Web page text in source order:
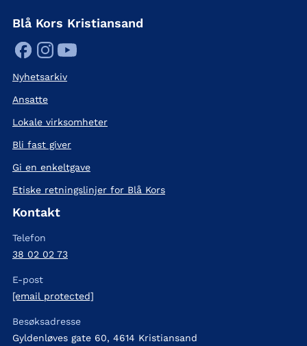
Blå Kors Kristiansand
Nyhetsarkiv
Ansatte
Lokale virksomheter
Bli fast giver
Gi en enkeltgave
Etiske retningslinjer for Blå Kors
Kontakt
Telefon
38 02 02 73
E-post
[email protected]
Besøksadresse
Gyldenløves gate 60, 4614 Kristiansand